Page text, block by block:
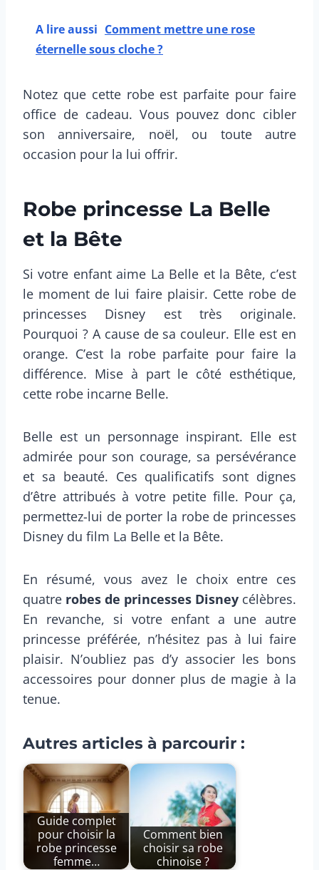
A lire aussi Comment mettre une rose
éternelle sous cloche ?
Notez que cette robe est parfaite pour faire
office de cadeau. Vous pouvez donc cibler
son anniversaire, noël, ou toute autre
occasion pour la lui offrir.
Robe princesse La Belle
et la Bête
Si votre enfant aime La Belle et la Bête, c’est
le moment de lui faire plaisir. Cette robe de
princesses Disney est très originale.
Pourquoi ? A cause de sa couleur. Elle est en
orange. C’est la robe parfaite pour faire la
différence. Mise à part le côté esthétique,
cette robe incarne Belle.
Belle est un personnage inspirant. Elle est
admirée pour son courage, sa persévérance
et sa beauté. Ces qualificatifs sont dignes
d’être attribués à votre petite fille. Pour ça,
permettez-lui de porter la robe de princesses
Disney du film La Belle et la Bête.
En résumé, vous avez le choix entre ces
quatre robes de princesses Disney célèbres.
En revanche, si votre enfant a une autre
princesse préférée, n’hésitez pas à lui faire
plaisir. N’oubliez pas d’y associer les bons
accessoires pour donner plus de magie à la
tenue.
Autres articles à parcourir :
Guide complet
pour choisir la
robe princesse
femme…
Comment bien
choisir sa robe
chinoise ?